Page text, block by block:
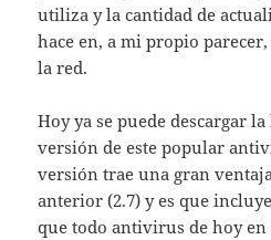
utiliza y la cantidad de
hace en, a mi propio
la red.
Hoy ya se puede descargar
versión de este popular
versión trae una gran
anterior (2.7) y es que
que todo antivirus de hoy en